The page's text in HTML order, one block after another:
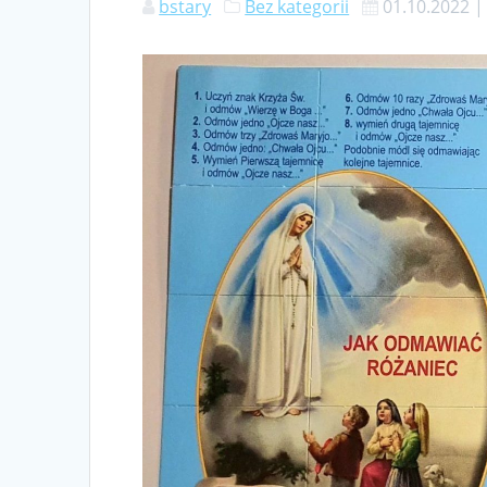
bstary Bez kategorii 01.10.2022